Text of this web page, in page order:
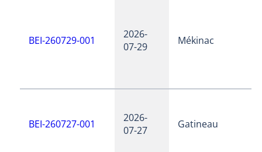
BEI-260729-001
2026-
07-29
Mékinac
BEI-260727-001
2026-
07-27
Gatineau